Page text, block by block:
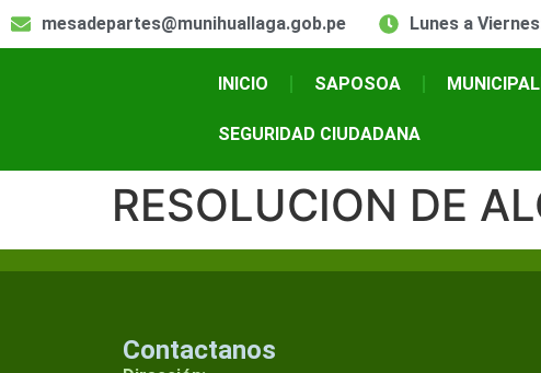
mesadepartes@munihuallaga.gob.pe Lunes a
INICIO SAPOSOA
SEGURIDAD CIUDADANA
RESOLUCION DE
Contactanos